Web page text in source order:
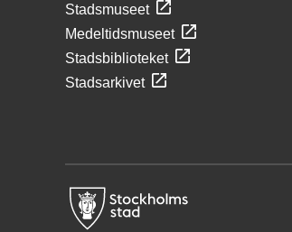
Stadsmuseet
Medeltidsmuseet
Stadsbiblioteket
Stadsarkivet